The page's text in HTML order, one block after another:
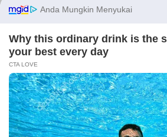
SOP Perlindungan Jurnalis
Kode Etik
Pedoman Media Siber (PMS)
Kode Etik Redaksi / Perusahaan PT TOP
Disclaimer
Privacy Policy
Copy Right 2025 | PT. TOP MEDIA